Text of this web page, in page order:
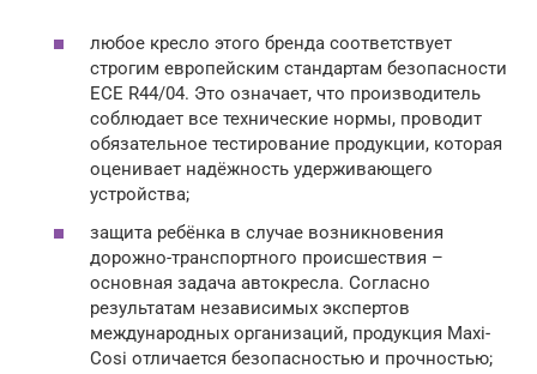
любое кресло этого бренда соответствует
строгим европейским стандартам безопасности
ECE R44/04. Это означает, что производитель
соблюдает все технические нормы, проводит
обязательное тестирование продукции, которая
оценивает надёжность удерживающего
устройства;
защита ребёнка в случае возникновения
дорожно-транспортного происшествия –
основная задача автокресла. Согласно
результатам независимых экспертов
международных организаций, продукция Maxi-
Cosi отличается безопасностью и прочностью;